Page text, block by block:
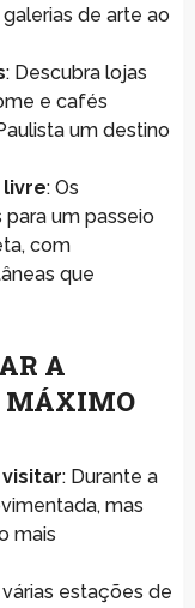
de arte ao
: Descubra lojas
e cafés
um destino
livre: Os
um passeio
com
que
A
MÁXIMO
: Durante a
mas
mais
várias estações de